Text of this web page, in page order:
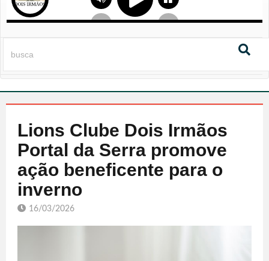
Lions Clube Dois Irmãos
Portal da Serra promove
ação beneficente para o
inverno
16/03/2026